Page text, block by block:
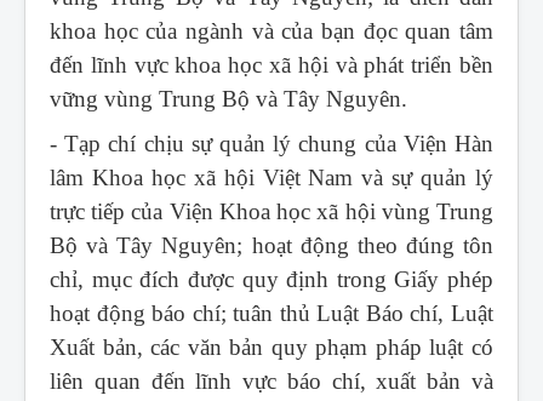
khoa học của ngành và của bạn đọc quan tâm
đến lĩnh vực khoa học xã hội và phát triển bền
vững vùng Trung Bộ và Tây Nguyên.
- Tạp chí chịu sự quản lý chung của Viện Hàn
lâm Khoa học xã hội Việt Nam và sự quản lý
trực tiếp của Viện Khoa học xã hội vùng Trung
Bộ và Tây Nguyên; hoạt động theo đúng tôn
chỉ, mục đích được quy định trong Giấy phép
hoạt động báo chí; tuân thủ Luật Báo chí, Luật
Xuất bản, các văn bản quy phạm pháp luật có
liên quan đến lĩnh vực báo chí, xuất bản và